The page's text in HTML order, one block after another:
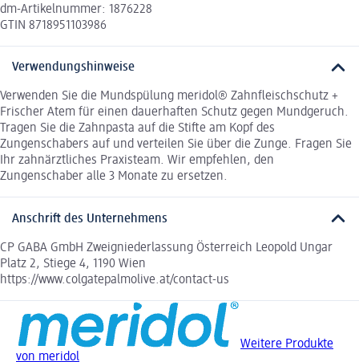
dm-Artikelnummer: 1876228
GTIN 8718951103986
Verwendungshinweise
Verwenden Sie die Mundspülung meridol® Zahnfleischschutz +
Frischer Atem für einen dauerhaften Schutz gegen Mundgeruch.
Tragen Sie die Zahnpasta auf die Stifte am Kopf des
Zungenschabers auf und verteilen Sie über die Zunge. Fragen Sie
Ihr zahnärztliches Praxisteam. Wir empfehlen, den
Zungenschaber alle 3 Monate zu ersetzen.
Anschrift des Unternehmens
CP GABA GmbH Zweigniederlassung Österreich Leopold Ungar
Platz 2, Stiege 4, 1190 Wien
https://www.colgatepalmolive.at/contact-us
Weitere Produkte
von meridol